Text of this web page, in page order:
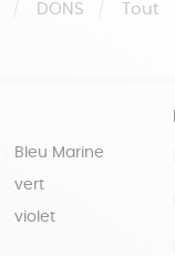
DONS Tout
Bleu Marine
vert
violet